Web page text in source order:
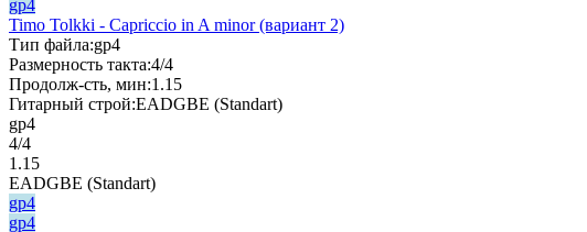
gp4
Timo Tolkki - Capriccio in A minor (вариант 2)
Тип файла:gp4
Размерность такта:4/4
Продолж-сть, мин:1.15
Гитарный строй:EADGBE (Standart)
gp4
4/4
1.15
EADGBE (Standart)
gp4
gp4